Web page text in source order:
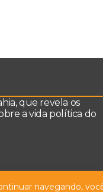
que revela os
a vida política do
navegando,